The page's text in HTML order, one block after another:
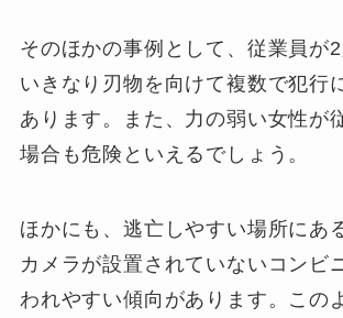
そのほかの事例として、従業員が
いきなり刃物を向けて複数で犯行
あります。また、力の弱い女性が
場合も危険といえるでしょう。
ほかにも、逃亡しやすい場所にあ
カメラが設置されていないコンビ
われやすい傾向があります。この